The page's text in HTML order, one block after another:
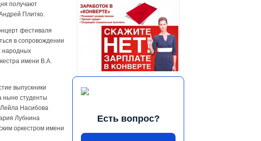
получают
Плитко.
фестиваля
в сопровождении
народных
имени В.А.
выпускники
ныне студенты
Насибова
Лубнина
оркестром имени
Есть вопрос?